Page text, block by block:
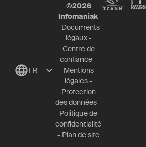
FR
©2026
Infomaniak
- Documents
légaux-
Centre de
confiance-
Mentions
légales-
Protection
des données-
Politique de
confidentialité
- Plan de site